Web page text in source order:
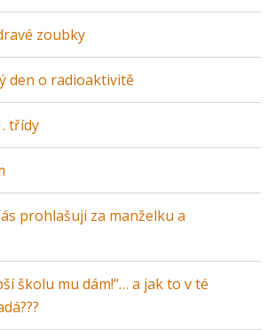
zoubky
den o radioaktivitě
třídy
prohlašuji za manželku a
školu mu dám!“… a jak to v té